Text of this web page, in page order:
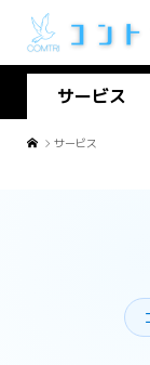
サービス
サービス